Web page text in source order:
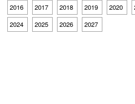
2016
2017 2018 2019 2020
2024
2025 2026 2027